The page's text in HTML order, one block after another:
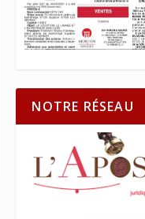
NOTRE RÉSEAU